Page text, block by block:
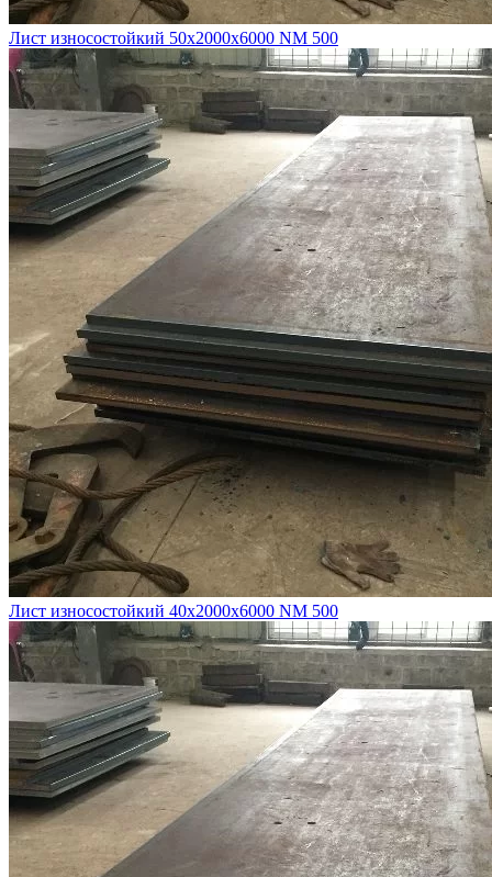
Лист износостойкий 50х2000х6000 NM 500
Лист износостойкий 40х2000х6000 NM 500